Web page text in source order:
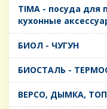
TIMA - посуда для
кухонные
БИОЛ - ЧУГУН
БИОСТАЛЬ -
ВЕРСО, ДЫМКА,